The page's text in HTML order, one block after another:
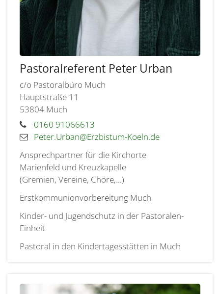
Pastoralreferent Peter Urban
c/o Pastoralbüro Much
Hauptstraße 11
53804 Much
0160 91066613
Peter.Urban@Erzbistum-Koeln.de
Ansprechpartner für die Kirchorte
Marienfeld und Kreuzkapelle
(Gremien, Vereine, Chöre,...)
Erstkommunionvorbereitung Much
Kinder- und Jugendschutz in der Pastoralen-
Einheit
Pastoral in den Kindertagesstätten in Much